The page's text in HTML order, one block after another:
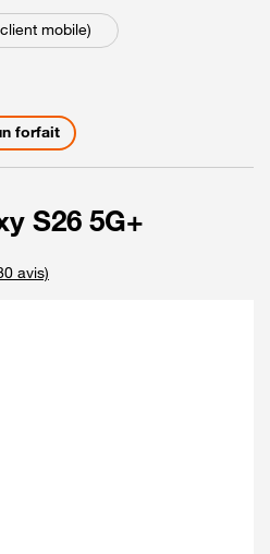
mobile)
forfait
S26 5G+
avis)